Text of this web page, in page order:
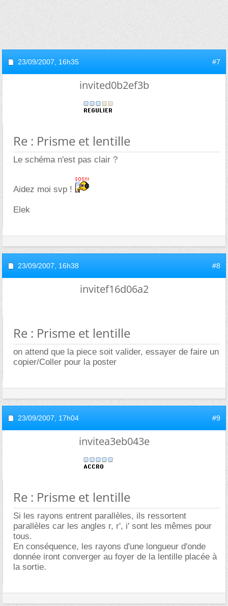
23/09/2007, 16h35 #7
invited0b2ef3b
Re : Prisme et lentille
Le schéma n'est pas clair ?
Aidez moi svp !
Elek
23/09/2007, 16h38 #8
invitef16d06a2
Re : Prisme et lentille
on attend que la piece soit valider, essayer de faire un
copier/Coller pour la poster
23/09/2007, 17h04 #9
invitea3eb043e
Re : Prisme et lentille
Si les rayons entrent parallèles, ils ressortent
parallèles car les angles r, r', i' sont les mêmes pour
tous.
En conséquence, les rayons d'une longueur d'onde
donnée iront converger au foyer de la lentille placée à
la sortie.